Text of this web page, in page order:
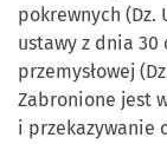
pokrewnych (Dz.
ustawy z dnia 30
przemysłowej
Zabronione jest
i przekazywanie